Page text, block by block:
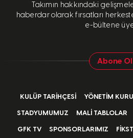
Takımın hakkındaki
haberdar olarak fırsatları
e-bültene
Abone Ol
KULÜP TARIHÇESI YÖNETIM
STADYUMUMUZ MALI TABLOLAR
GFK TV SPONSORLARIMIZ